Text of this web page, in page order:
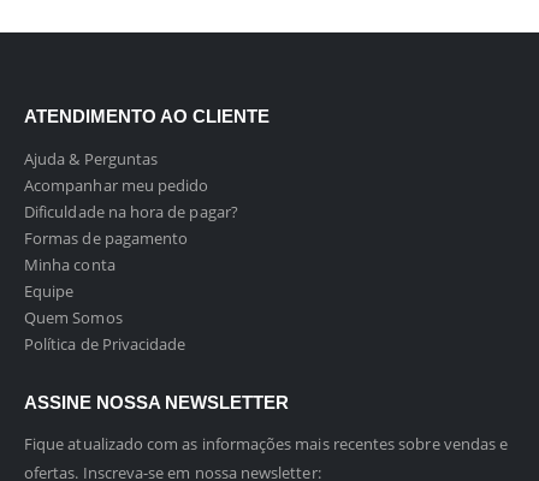
ATENDIMENTO AO CLIENTE
Ajuda & Perguntas
Acompanhar meu pedido
Dificuldade na hora de pagar?
Formas de pagamento
Minha conta
Equipe
Quem Somos
Política de Privacidade
ASSINE NOSSA NEWSLETTER
Fique atualizado com as informações mais recentes sobre vendas e
ofertas. Inscreva-se em nossa newsletter: